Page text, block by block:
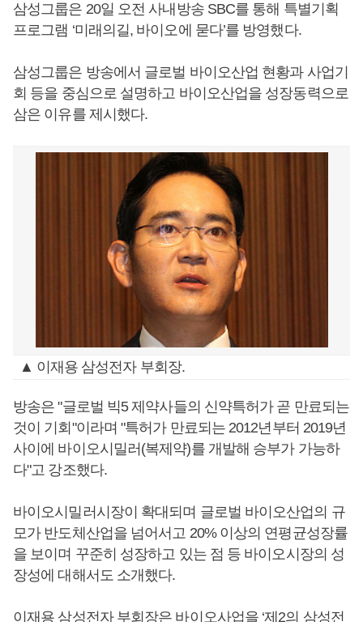
삼성그룹은 20일 오전 사내방송 SBC를 통해 특별기획
프로그램 ‘미래의길, 바이오에 묻다’를 방영했다.
삼성그룹은 방송에서 글로벌 바이오산업 현황과 사업기
회 등을 중심으로 설명하고 바이오산업을 성장동력으로
삼은 이유를 제시했다.
▲ 이재용 삼성전자 부회장.
방송은 "글로벌 빅5 제약사들의 신약특허가 곧 만료되는
것이 기회"이라며 "특허가 만료되는 2012년부터 2019년
사이에 바이오시밀러(복제약)를 개발해 승부가 가능하
다"고 강조했다.
바이오시밀러시장이 확대되며 글로벌 바이오산업의 규
모가 반도체산업을 넘어서고 20% 이상의 연평균성장률
을 보이며 꾸준히 성장하고 있는 점 등 바이오시장의 성
장성에 대해서도 소개했다.
이재용 삼성전자 부회장은 바이오사업을 ‘제2의 삼성전